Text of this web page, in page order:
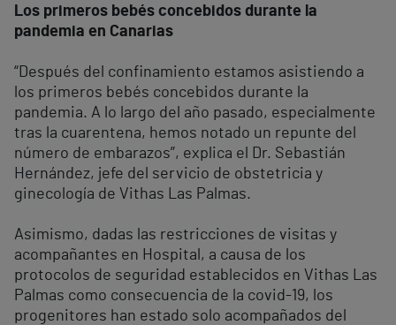
Los primeros bebés concebidos durante la
pandemia en Canarias
“Después del confinamiento estamos asistiendo a
los primeros bebés concebidos durante la
pandemia. A lo largo del año pasado, especialmente
tras la cuarentena, hemos notado un repunte del
número de embarazos”, explica el Dr. Sebastián
Hernández, jefe del servicio de obstetricia y
ginecología de Vithas Las Palmas.
Asimismo, dadas las restricciones de visitas y
acompañantes en Hospital, a causa de los
protocolos de seguridad establecidos en Vithas Las
Palmas como consecuencia de la covid-19, los
progenitores han estado solo acompañados del